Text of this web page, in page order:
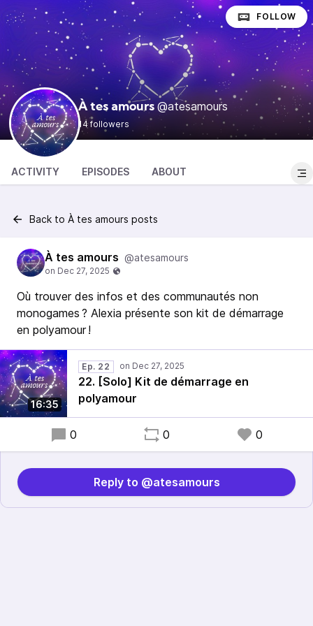
À tes amours @atesamours
14 followers
FOLLOW
ACTIVITY EPISODES ABOUT
Back to À tes amours posts
À tes amours @atesamours
Où trouver des infos et des communautés non
monogames ? Alexia présente son kit de démarrage
en polyamour !
16:35
Ep. 22
22. [Solo] Kit de démarrage en
polyamour
0 0 0
Reply to @atesamours